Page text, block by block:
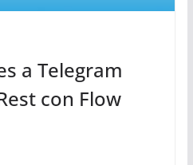
a Telegram
con Flow